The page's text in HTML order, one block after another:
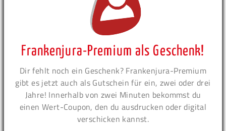
Frankenjura-Premium als Geschenk!
Dir fehlt noch ein Geschenk? Frankenjura-Premium
gibt es jetzt auch als Gutschein für ein, zwei oder drei
Jahre! Innerhalb von zwei Minuten bekommst du
einen Wert-Coupon, den du ausdrucken oder digital
verschicken kannst.